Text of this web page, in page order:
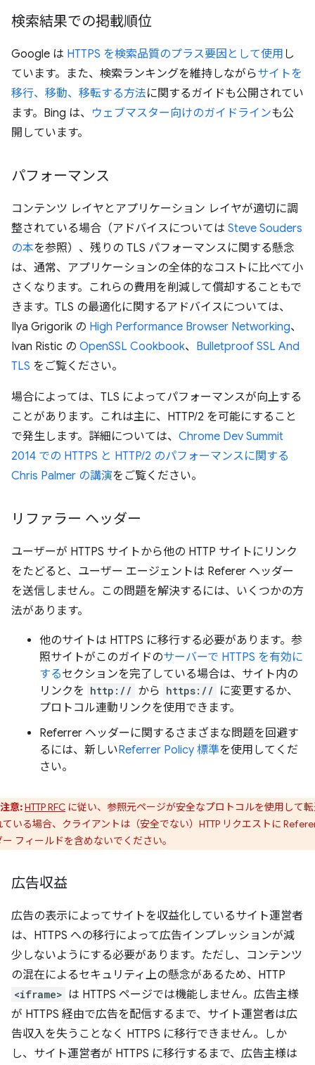
検索結果での掲載順位
Google は HTTPS を検索品質のプラス要因として使用 し
ています。また、検索ランキングを維持しながらサイトを
移行、移動、移転する方法に関するガイドも公開されてい
ます。Bing は、 ウェブマスター向けのガイドラインも公
開しています。
パフォーマンス
コンテンツ レイヤとアプリケーション レイヤが適切に調
整されている場合（アドバイスについては Steve Souders
の本を参照）、残りの TLS パフォーマンスに関する懸念
は、通常、アプリケーションの全体的なコストに比べて小
さくなります。これらの費用を削減して償却することもで
きます。TLS の最適化に関するアドバイスについては、
Ilya Grigorik の High Performance Browser Networking、
Ivan Ristic の OpenSSL Cookbook、 Bulletproof SSL And
TLS をご覧ください。
場合によっては、TLS によってパフォーマンスが向上する
ことがあります。これは主に、HTTP/2 を可能にすること
で発生します。詳細については、 Chrome Dev Summit
2014 での HTTPS と HTTP/2 のパフォーマンスに関する
Chris Palmer の講演をご覧ください。
リファラー ヘッダー
ユーザーが HTTPS サイトから他の HTTP サイトにリンク
をたどると、ユーザー エージェントは Referer ヘッダー
を送信しません。この問題を解決するには、いくつかの方
法があります。
他のサイトは HTTPS に移行する必要があります。参
照サイトがこのガイドのサーバーで HTTPS を有効に
するセクションを完了している場合は、サイト内の
リンクを http:// から https://
に変更するか、
プロトコル連動リンクを使用できます。
Referrer ヘッダーに関するさまざまな問題を回避す
るには、新しいReferrer Policy 標準を使用してくだ
さい。
注意:HTTP RFC に従い、参照元ページが安全なプロトコルを使用して
ている場合、クライアントは（安全でない）HTTP リクエストに
フィールドを含めないでください。
広告収益
広告の表示によってサイトを収益化しているサイト運営者
は、HTTPS への移行によって広告インプレッションが減
少しないようにする必要があります。ただし、コンテンツ
の混在によるセキュリティ上の懸念があるため、HTTP
<iframe> は HTTPS ページでは機能しません。広告主様
が HTTPS 経由で広告を配信するまで、サイト運営者は広
告収入を失うことなく HTTPS に移行できません。しか
し、サイト運営者が HTTPS に移行するまで、広告主様は